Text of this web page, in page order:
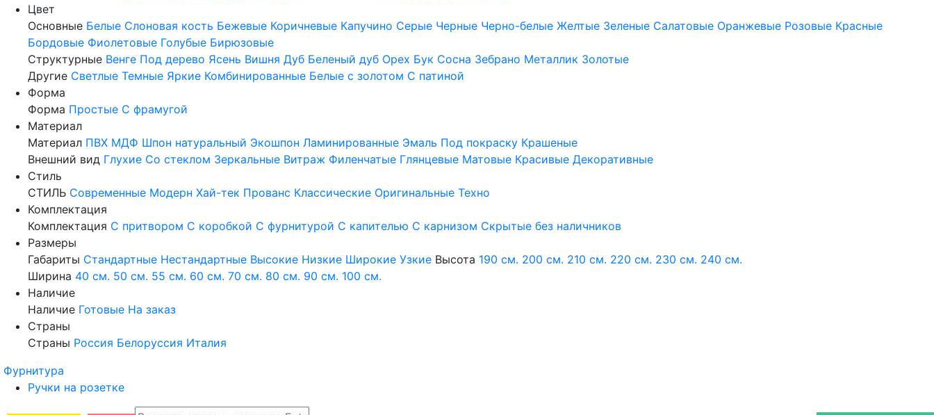
Цвет
Основные Белые Слоновая кость Бежевые Коричневые Капучино Серые Черные Черно-белые Желтые Зеленые Салатовые Оранжевые Розовые Красные
Бордовые Фиолетовые Голубые Бирюзовые
Структурные Венге Под дерево Ясень Вишня Дуб Беленый дуб Орех Бук Сосна Зебрано Металлик Золотые
Другие Светлые Темные Яркие Комбинированные Белые с золотом С патиной
Форма
Форма Простые С фрамугой
Материал
Материал ПВХ МДФ Шпон натуральный Экошпон Ламинированные Эмаль Под покраску Крашеные
Внешний вид Глухие Со стеклом Зеркальные Витраж Филенчатые Глянцевые Матовые Красивые Декоративные
Стиль
СТИЛЬ Современные Модерн Хай-тек Прованс Классические Оригинальные Техно
Комплектация
Комплектация С притвором С коробкой С фурнитурой С капителью С карнизом Скрытые без наличников
Размеры
Габариты Стандартные Нестандартные Высокие Низкие Широкие Узкие Высота 190 см. 200 см. 210 см. 220 см. 230 см. 240 см.
Ширина 40 см. 50 см. 55 см. 60 см. 70 см. 80 см. 90 см. 100 см.
Наличие
Наличие Готовые На заказ
Страны
Страны Россия Белоруссия Италия
Фурнитура
Ручки на розетке